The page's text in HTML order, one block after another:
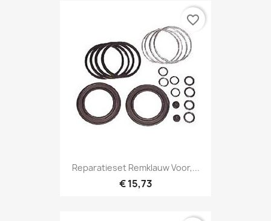
Reparatieset Remklauw Voor,...
€ 15,73
favorite_border